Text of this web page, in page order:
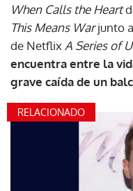
When Calls the Heart
This Means Warjunto
de Netflix A Series of
encuentra entre la
grave caída de un
RELACIONADO